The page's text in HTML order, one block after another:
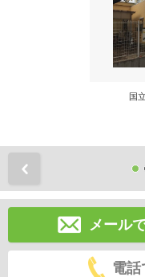
国
メール
電